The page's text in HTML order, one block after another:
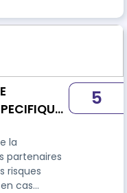
*
la
partenaires
risques
cas
5